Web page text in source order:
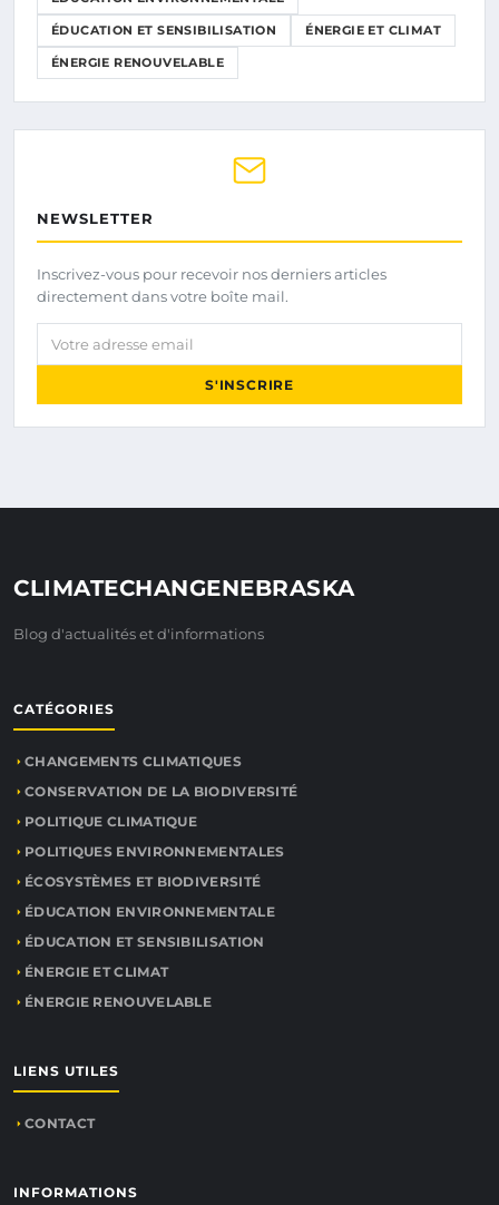
ÉDUCATION ET SENSIBILISATION ÉNERGIE ET CLIMAT
ÉNERGIE RENOUVELABLE
NEWSLETTER
Inscrivez-vous pour recevoir nos derniers articles
directement dans votre boîte mail.
Votre adresse email
S'INSCRIRE
CLIMATECHANGENEBRASKA
Blog d'actualités et d'informations
CATÉGORIES
CHANGEMENTS CLIMATIQUES
CONSERVATION DE LA BIODIVERSITÉ
POLITIQUE CLIMATIQUE
POLITIQUES ENVIRONNEMENTALES
ÉCOSYSTÈMES ET BIODIVERSITÉ
ÉDUCATION ENVIRONNEMENTALE
ÉDUCATION ET SENSIBILISATION
ÉNERGIE ET CLIMAT
ÉNERGIE RENOUVELABLE
LIENS UTILES
CONTACT
INFORMATIONS